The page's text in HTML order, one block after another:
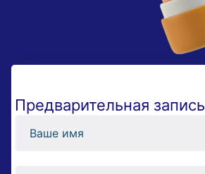
Предварительная запись